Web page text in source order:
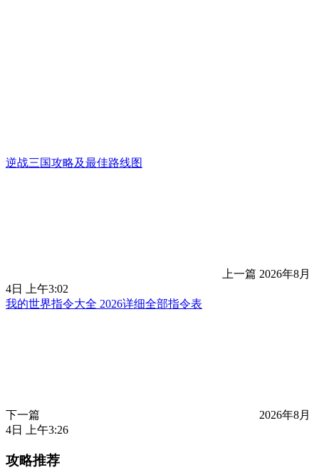
逆战三国攻略及最佳路线图
上一篇 2026年8月
4日 上午3:02
我的世界指令大全 2026详细全部指令表
下一篇
2026年8月
4日 上午3:26
攻略推荐